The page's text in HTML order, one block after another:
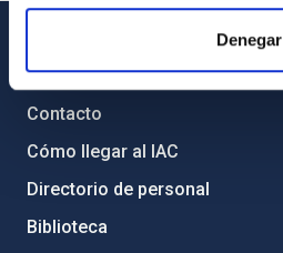
Denegar
INFORMACIÓN GENERAL
Contacto
Cómo llegar al IAC
Directorio de personal
Biblioteca